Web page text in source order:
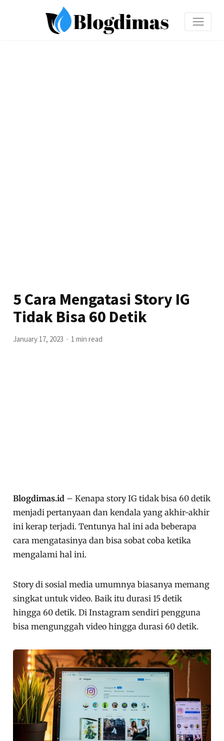
5 Cara Mengatasi Story IG
Tidak Bisa 60 Detik
January 17, 2023 1 min read
Blogdimas.id – Kenapa story IG tidak bisa 60 detik
menjadi pertanyaan dan kendala yang akhir-akhir
ini kerap terjadi. Tentunya hal ini ada beberapa
cara mengatasinya dan bisa sobat coba ketika
mengalami hal ini.
Story di sosial media umumnya biasanya memang
singkat untuk video. Baik itu durasi 15 detik
hingga 60 detik. Di Instagram sendiri pengguna
bisa mengunggah video hingga durasi 60 detik.